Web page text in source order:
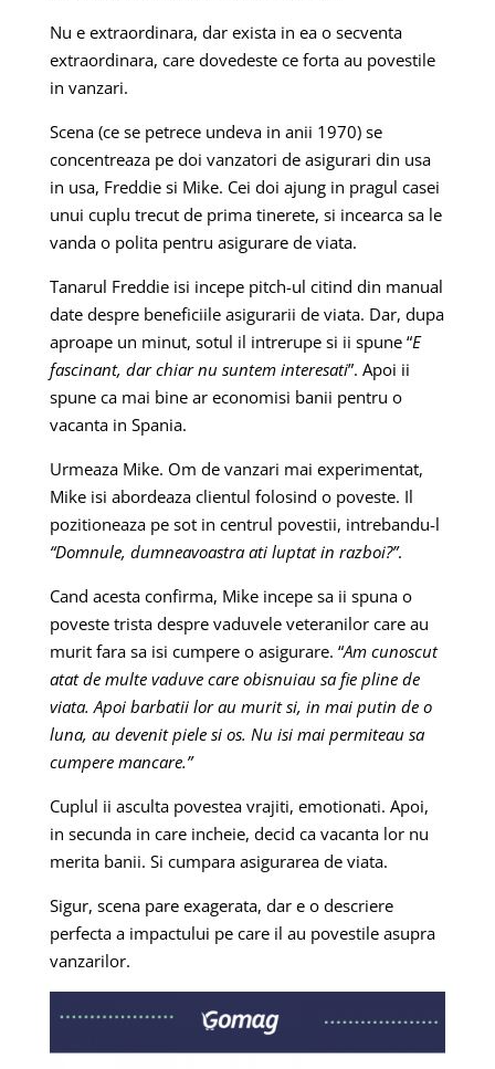
Nu e extraordinara, dar exista in ea o secventa
extraordinara, care dovedeste ce forta au povestile
in vanzari.
Scena (ce se petrece undeva in anii 1970) se
concentreaza pe doi vanzatori de asigurari din usa
in usa, Freddie si Mike. Cei doi ajung in pragul casei
unui cuplu trecut de prima tinerete, si incearca sa le
vanda o polita pentru asigurare de viata.
Tanarul Freddie isi incepe pitch-ul citind din manual
date despre beneficiile asigurarii de viata. Dar, dupa
aproape un minut, sotul il intrerupe si ii spune “E
fascinant, dar chiar nu suntem interesati”. Apoi ii
spune ca mai bine ar economisi banii pentru o
vacanta in Spania.
Urmeaza Mike. Om de vanzari mai experimentat,
Mike isi abordeaza clientul folosind o poveste. Il
pozitioneaza pe sot in centrul povestii, intrebandu-l
“Domnule, dumneavoastra ati luptat in razboi?”.
Cand acesta confirma, Mike incepe sa ii spuna o
poveste trista despre vaduvele veteranilor care au
murit fara sa isi cumpere o asigurare. “Am cunoscut
atat de multe vaduve care obisnuiau sa fie pline de
viata. Apoi barbatii lor au murit si, in mai putin de o
luna, au devenit piele si os. Nu isi mai permiteau sa
cumpere mancare.”
Cuplul ii asculta povestea vrajiti, emotionati. Apoi,
in secunda in care incheie, decid ca vacanta lor nu
merita banii. Si cumpara asigurarea de viata.
Sigur, scena pare exagerata, dar e o descriere
perfecta a impactului pe care il au povestile asupra
vanzarilor.